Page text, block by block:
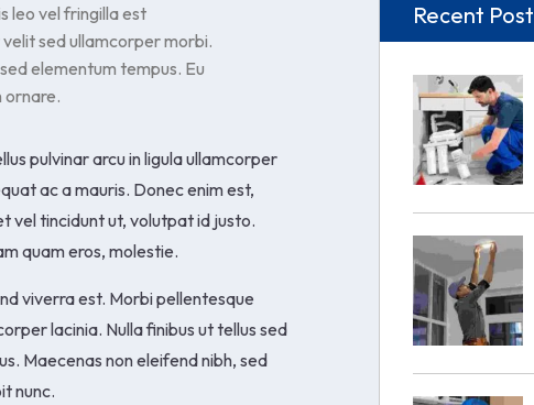
leo vel fringilla est
sed ullamcorper morbi.
elementum tempus. Eu
ornare.
pulvinar arcu in ligula ullamcorper
ac a mauris. Donec enim est,
vel tincidunt ut, volutpat id justo.
quam eros, molestie.
viverra est. Morbi pellentesque
lacinia. Nulla finibus ut tellus sed
Maecenas non eleifend nibh, sed
nunc.
Recent Post